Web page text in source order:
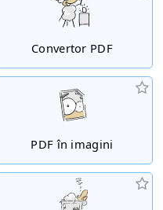
Convertor PDF
PDF în imagini